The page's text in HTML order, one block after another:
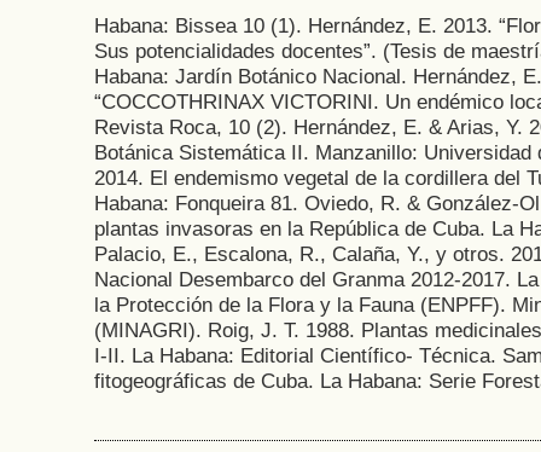
Habana: Bissea 10 (1). Hernández, E. 2013.
Sus potencialidades docentes”. (Tesis de
Habana: Jardín Botánico Nacional. Hernández,
“COCCOTHRINAX VICTORINI. Un endémico
Revista Roca, 10 (2). Hernández, E. & Arias, Y.
Botánica Sistemática II. Manzanillo: Universidad
2014. El endemismo vegetal de la cordillera del
Habana: Fonqueira 81. Oviedo, R. & González-
plantas invasoras en la República de Cuba. La
Palacio, E., Escalona, R., Calaña, Y., y otros.
Nacional Desembarco del Granma 2012-2017.
la Protección de la Flora y la Fauna (ENPFF).
(MINAGRI). Roig, J. T. 1988. Plantas
I-II. La Habana: Editorial Científico- Técnica.
fitogeográficas de Cuba. La Habana: Serie